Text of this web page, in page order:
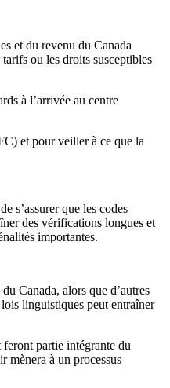
et du revenu du Canada
ou les droits susceptibles
à l’arrivée au centre
et pour veiller à ce que la
s’assurer que les codes
des vérifications longues et
importantes.
Canada, alors que d’autres
linguistiques peut entraîner
feront partie intégrante du
mènera à un processus